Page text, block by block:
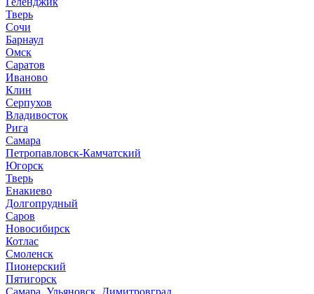
Тверь
Сочи
Барнаул
Омск
Саратов
Иваново
Клин
Серпухов
Владивосток
Рига
Самара
Петропавловск-Камчатский
Югорск
Тверь
Енакиево
Долгопрудный
Саров
Новосибирск
Котлас
Смоленск
Пионерский
Пятигорск
Самара, Ульяновск, Димитровград